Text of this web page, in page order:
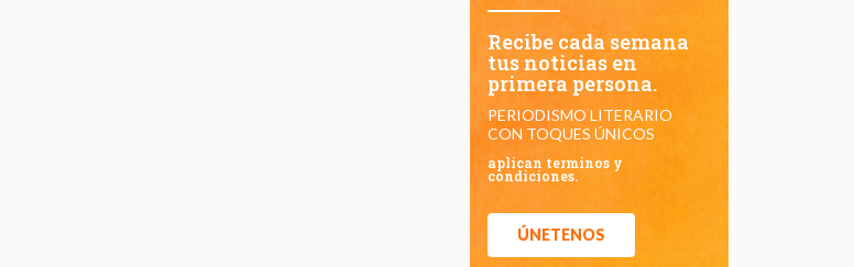
Recibe cada semana
tus noticias en
primera persona.
PERIODISMO LITERARIO
CON TOQUES ÚNICOS
aplican terminos y
condiciones.
ÚNETENOS